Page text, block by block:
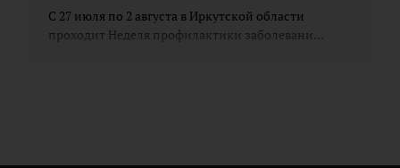
С 27 июля по 2 августа в Иркутской области
проходит Неделя профилактики заболевани...